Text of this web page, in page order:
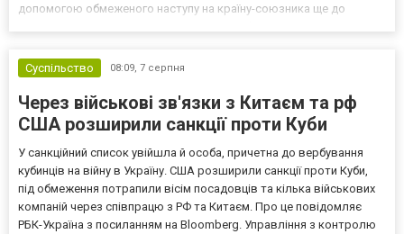
допомогою обмеженого наступу на країну-союзника ще до
Суспільство
08:09, 7 серпня
Через військові зв'язки з Китаєм та рф
США розширили санкції проти Куби
У санкційний список увійшла й особа, причетна до вербування
кубинців на війну в Україну. США розширили санкції проти Куби,
під обмеження потрапили вісім посадовців та кілька військових
компаній через співпрацю з РФ та Китаєм. Про це повідомляє
РБК-Україна з посиланням на Bloomberg. Управління з контролю